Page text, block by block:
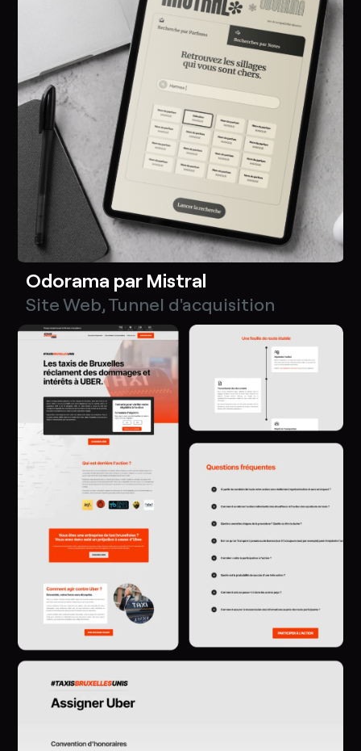
Odorama par Mistral
Site Web,Tunnel d'acquisition